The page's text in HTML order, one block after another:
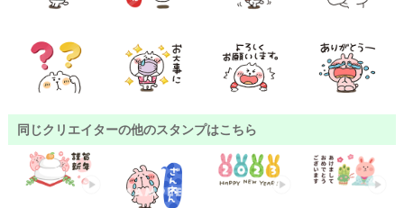
同じクリエイターの他のスタンプはこちら